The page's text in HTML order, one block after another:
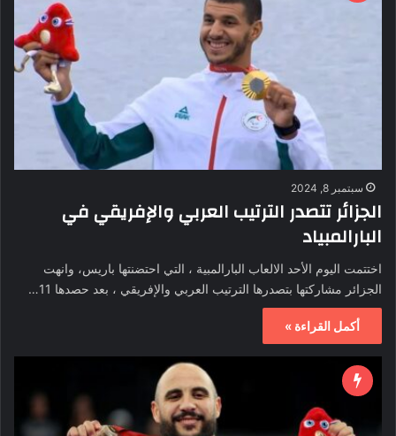
سبتمبر 8, 2024
الجزائر تتصدر الترتيب العربي والإفريقي في
البارالمبياد
اختتمت اليوم الأحد الالعاب البارالمبية ، التي احتضنتها باريس، وانهت
الجزائر مشاركتها بتصدرها الترتيب العربي والإفريقي ، بعد حصدها 11…
أكمل القراءة »